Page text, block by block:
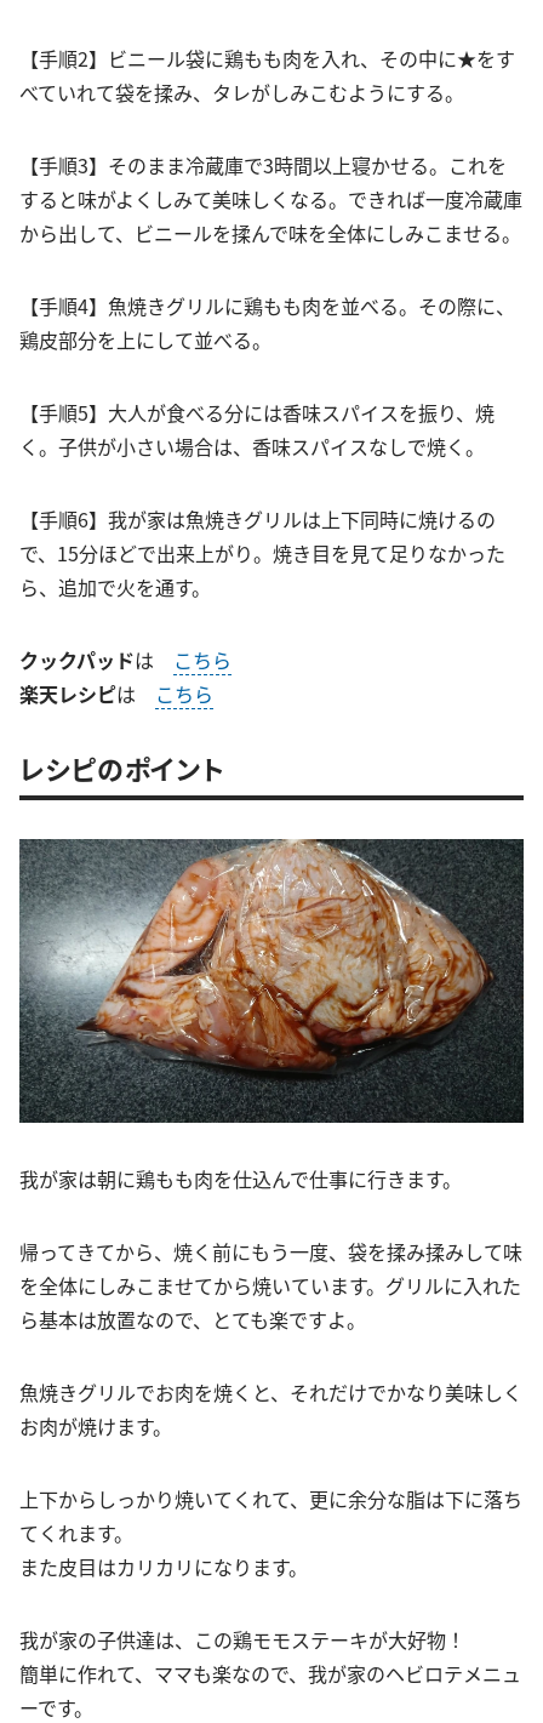
【手順2】ビニール袋に鶏もも肉を入れ、その中に★をす
べていれて袋を揉み、タレがしみこむようにする。
【手順3】そのまま冷蔵庫で3時間以上寝かせる。これを
すると味がよくしみて美味しくなる。できれば一度冷蔵庫
から出して、ビニールを揉んで味を全体にしみこませる。
【手順4】魚焼きグリルに鶏もも肉を並べる。その際に、
鶏皮部分を上にして並べる。
【手順5】大人が食べる分には香味スパイスを振り、焼
く。子供が小さい場合は、香味スパイスなしで焼く。
【手順6】我が家は魚焼きグリルは上下同時に焼けるの
で、15分ほどで出来上がり。焼き目を見て足りなかった
ら、追加で火を通す。
クックパッドは こちら
楽天レシピは こちら
レシピのポイント
我が家は朝に鶏もも肉を仕込んで仕事に行きます。
帰ってきてから、焼く前にもう一度、袋を揉み揉みして味
を全体にしみこませてから焼いています。グリルに入れた
ら基本は放置なので、とても楽ですよ。
魚焼きグリルでお肉を焼くと、それだけでかなり美味しく
お肉が焼けます。
上下からしっかり焼いてくれて、更に余分な脂は下に落ち
てくれます。
また皮目はカリカリになります。
我が家の子供達は、この鶏モモステーキが大好物！
簡単に作れて、ママも楽なので、我が家のヘビロテメニュ
ーです。